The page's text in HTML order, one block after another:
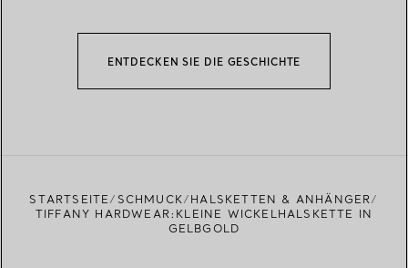
ENTDECKEN SIE DIE GESCHICHTE
STARTSEITE SCHMUCK
HALSKETTEN & ANHÄNGER
TIFFANY HARDWEAR:KLEINE WICKELHALSKETTE IN
GELBGOLD